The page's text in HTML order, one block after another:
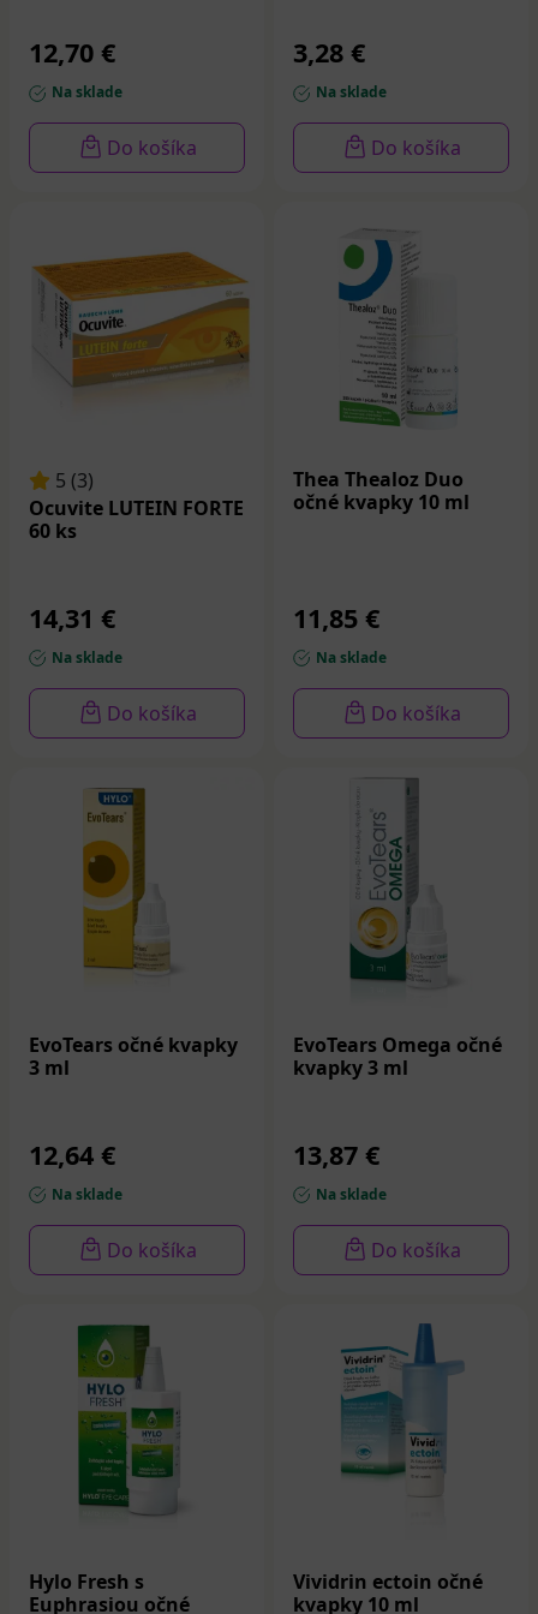
12,70 €
Na sklade
Do košíka
3,28 €
Na sklade
Do košíka
5 (3)
Ocuvite LUTEIN FORTE
60 ks
14,31 €
Na sklade
Do košíka
Thea Thealoz Duo
očné kvapky 10 ml
11,85 €
Na sklade
Do košíka
EvoTears očné kvapky
3 ml
12,64 €
Na sklade
Do košíka
EvoTears Omega očné
kvapky 3 ml
13,87 €
Na sklade
Do košíka
Hylo Fresh s
Euphrasiou očné
Vividrin ectoin očné
kvapky 10 ml